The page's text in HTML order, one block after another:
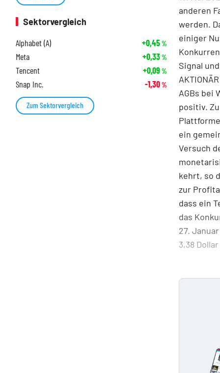
anderen
werden.
einiger
Signal
AGBs bei
positiv.
ein
Versuch
kehrt, so
zur
dass ein
das
27.
3,38
Sektorvergleich
Alphabet (A)
+0,45%
Meta +0,33%
Tencent +0,09%
Snap Inc. -1,30%
Zum Sektorvergleich